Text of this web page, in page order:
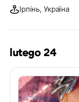
Ірпінь, Україна
lutego 24